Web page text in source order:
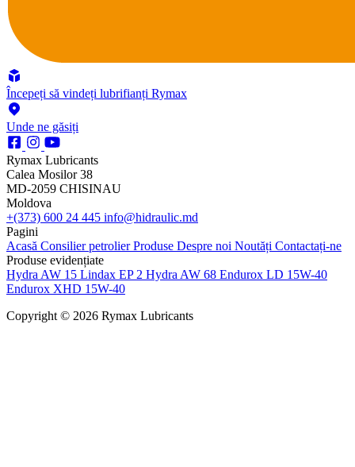
Începeți să vindeți lubrifianți Rymax
Unde ne găsiți
Rymax Lubricants
Calea Mosilor 38
MD-2059 CHISINAU
Moldova
+(373) 600 24 445 info@hidraulic.md
Pagini
Acasă Consilier petrolierProduse Despre noi Noutăți Contactați-ne
Produse evidențiate
Hydra AW 15 Lindax EP 2 Hydra AW 68 Endurox LD 15W-40
Endurox XHD 15W-40
Copyright © 2026 Rymax Lubricants